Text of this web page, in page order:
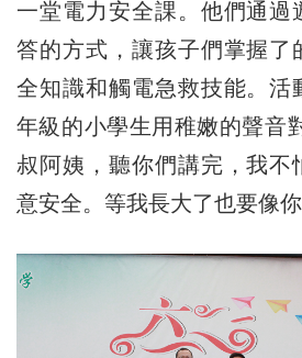
一堂電力安全課。他們通過
答的方式，讓孩子們掌握了
全知識和觸電急救技能。活
年級的小學生用稚嫩的聲音
叔阿姨，聽你們講完，我不
意安全。等我長大了也要像